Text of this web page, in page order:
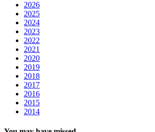
2026
2025
2024
2023
2022
2021
2020
2019
2018
2017
2016
2015
2014